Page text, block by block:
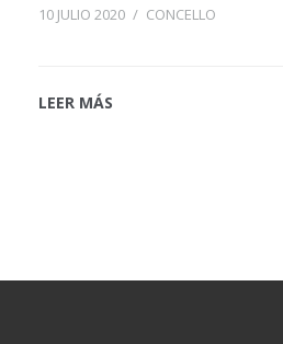
10 JULIO 2020 / CONCELLO
LEER MÁS